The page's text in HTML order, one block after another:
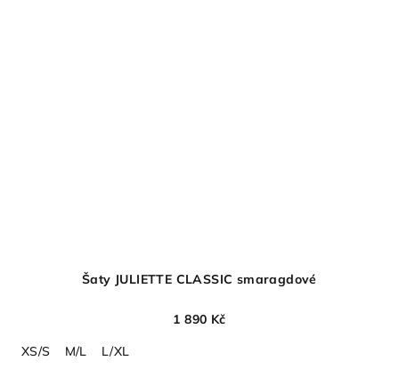
Šaty JULIETTE CLASSIC smaragdové
1 890 Kč
XS/S
M/L L/XL